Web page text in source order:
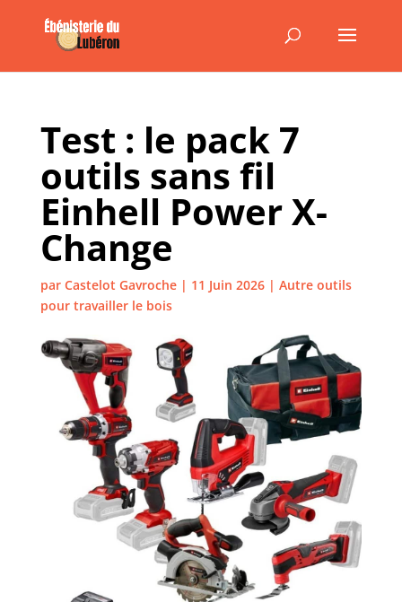
Test : le pack 7
outils sans fil
Einhell Power X-
Change
par Castelot Gavroche| 11 Juin 2026| Autre outils
pour travailler le bois